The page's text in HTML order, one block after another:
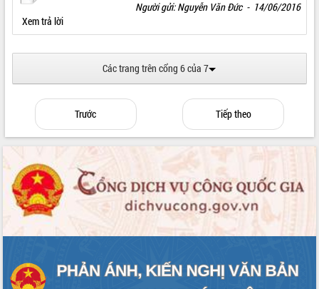
Người gửi: Nguyễn Văn Đức - 14/06/2016
Xem trả lời
Các trang trên cổng 6 của 7
Trước Tiếp theo